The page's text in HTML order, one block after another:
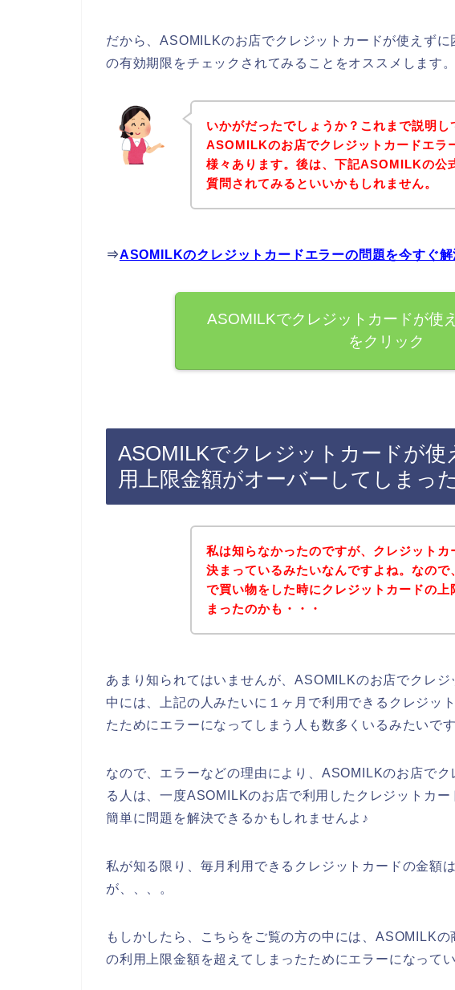
だから、ASOMILKのお店でクレジットカードが使えず
の有効期限をチェックされてみることをオススメします。
いかがだったでしょうか？これまで説明し
ASOMILKのお店でクレジットカードエラ
様々あります。後は、下記ASOMILKの公
質問されてみるといいかもしれません。
⇒ASOMILKのクレジットカードエラーの問題を今すぐ
ASOMILKでクレジットカードが使
をクリック
ASOMILKでクレジットカードが使
用上限金額がオーバーしてしまっ
私は知らなかったのですが、クレジットカ
決まっているみたいなんですよね。なの
で買い物をした時にクレジットカードの上
まったのかも・・・
あまり知られてはいませんが、ASOMILKのお店でクレ
中には、上記の人みたいに１ヶ月で利用できるクレジッ
たためにエラーになってしまう人も数多くいるみたいです
なので、エラーなどの理由により、ASOMILKのお店で
る人は、一度ASOMILKのお店で利用したクレジットカ
簡単に問題を解決できるかもしれませんよ♪
私が知る限り、毎月利用できるクレジットカードの金額
が、、、。
もしかしたら、こちらをご覧の方の中には、ASOMILK
の利用上限金額を超えてしまったためにエラーになって